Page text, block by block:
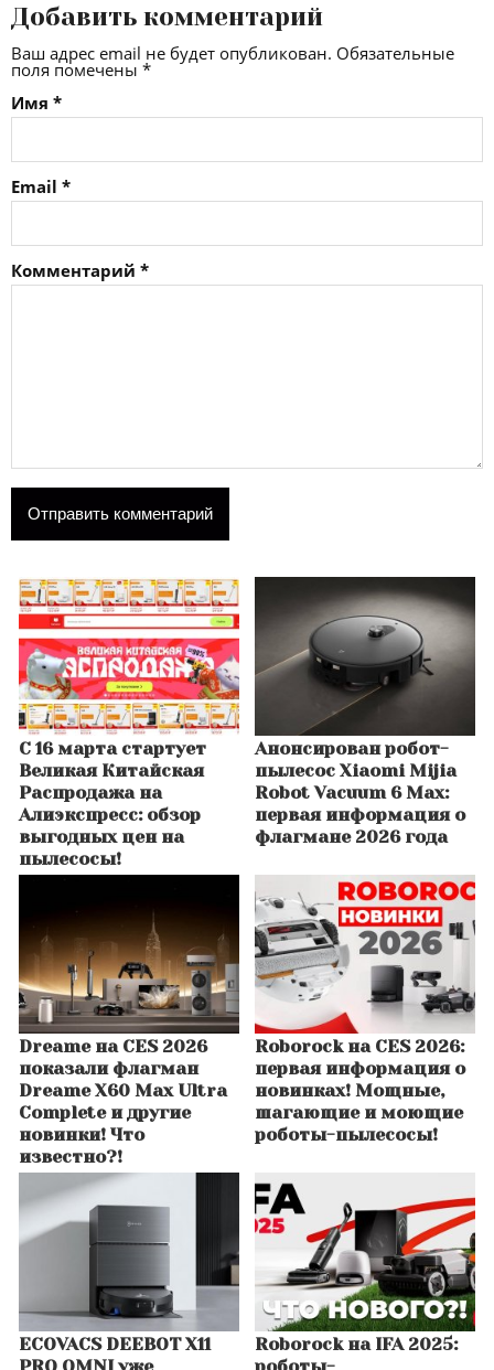
Добавить комментарий
Ваш адрес email не будет опубликован. Обязательные
поля помечены *
Имя *
Email *
Комментарий *
С 16 марта стартует
Великая Китайская
Распродажа на
Алиэкспресс: обзор
выгодных цен на
пылесосы!
Анонсирован робот-
пылесос Xiaomi Mijia
Robot Vacuum 6 Max:
первая информация о
флагмане 2026 года
Dreame на CES 2026
показали флагман
Dreame X60 Max Ultra
Complete и другие
новинки! Что
известно?!
Roborock на CES 2026:
первая информация о
новинках! Мощные,
шагающие и моющие
роботы-пылесосы!
ECOVACS DEEBOT X11
Roborock на IFA 2025: